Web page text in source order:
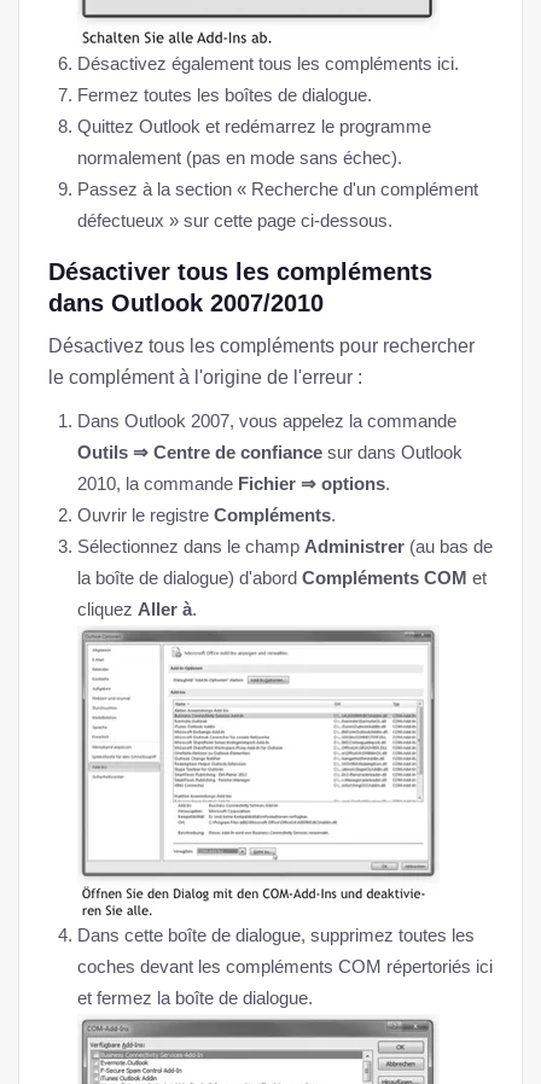
Désactivez également tous les compléments ici.
Fermez toutes les boîtes de dialogue.
Quittez Outlook et redémarrez le programme
normalement (pas en mode sans échec).
Passez à la section « Recherche d'un complément
défectueux » sur cette page ci-dessous.
Désactiver tous les compléments
dans Outlook 2007/2010
Désactivez tous les compléments pour rechercher
le complément à l'origine de l'erreur :
Dans Outlook 2007, vous appelez la commande
Outils ⇒ Centre de confiance sur dans Outlook
2010, la commande Fichier ⇒ options.
Ouvrir le registre Compléments.
Sélectionnez dans le champ Administrer (au bas de
la boîte de dialogue) d'abord Compléments COM et
cliquez Aller à.
Dans cette boîte de dialogue, supprimez toutes les
coches devant les compléments COM répertoriés ici
et fermez la boîte de dialogue.